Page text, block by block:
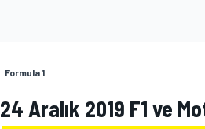
Formula 1
24 Aralık 2019 F1 ve